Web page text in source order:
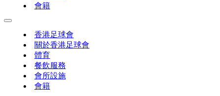
會籍
香港足球會
關於香港足球會
體育
餐飲服務
會所設施
會籍